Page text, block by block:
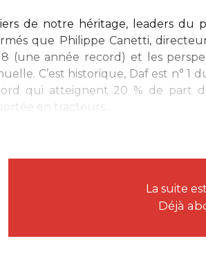
de notre héritage, leaders du
que Philippe Canetti,
(une année record) et les
C’est historique, Daf est n°
qui atteignent 20 % de part
en tracteurs...
La suite
Déjà